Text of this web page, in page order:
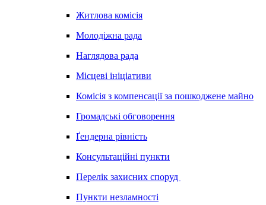
Житлова комісія
Молодіжна рада
Наглядова рада
Місцеві ініціативи
Комісія з компенсації за пошкоджене майно
Громадські обговорення
Ґендерна рівність
Консультаційні пункти
Перелік захисних споруд
Пункти незламності